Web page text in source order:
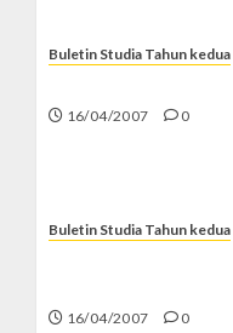
Buletin Studia Tahun kedua
16/04/2007 0
Buletin Studia Tahun kedua
16/04/2007 0